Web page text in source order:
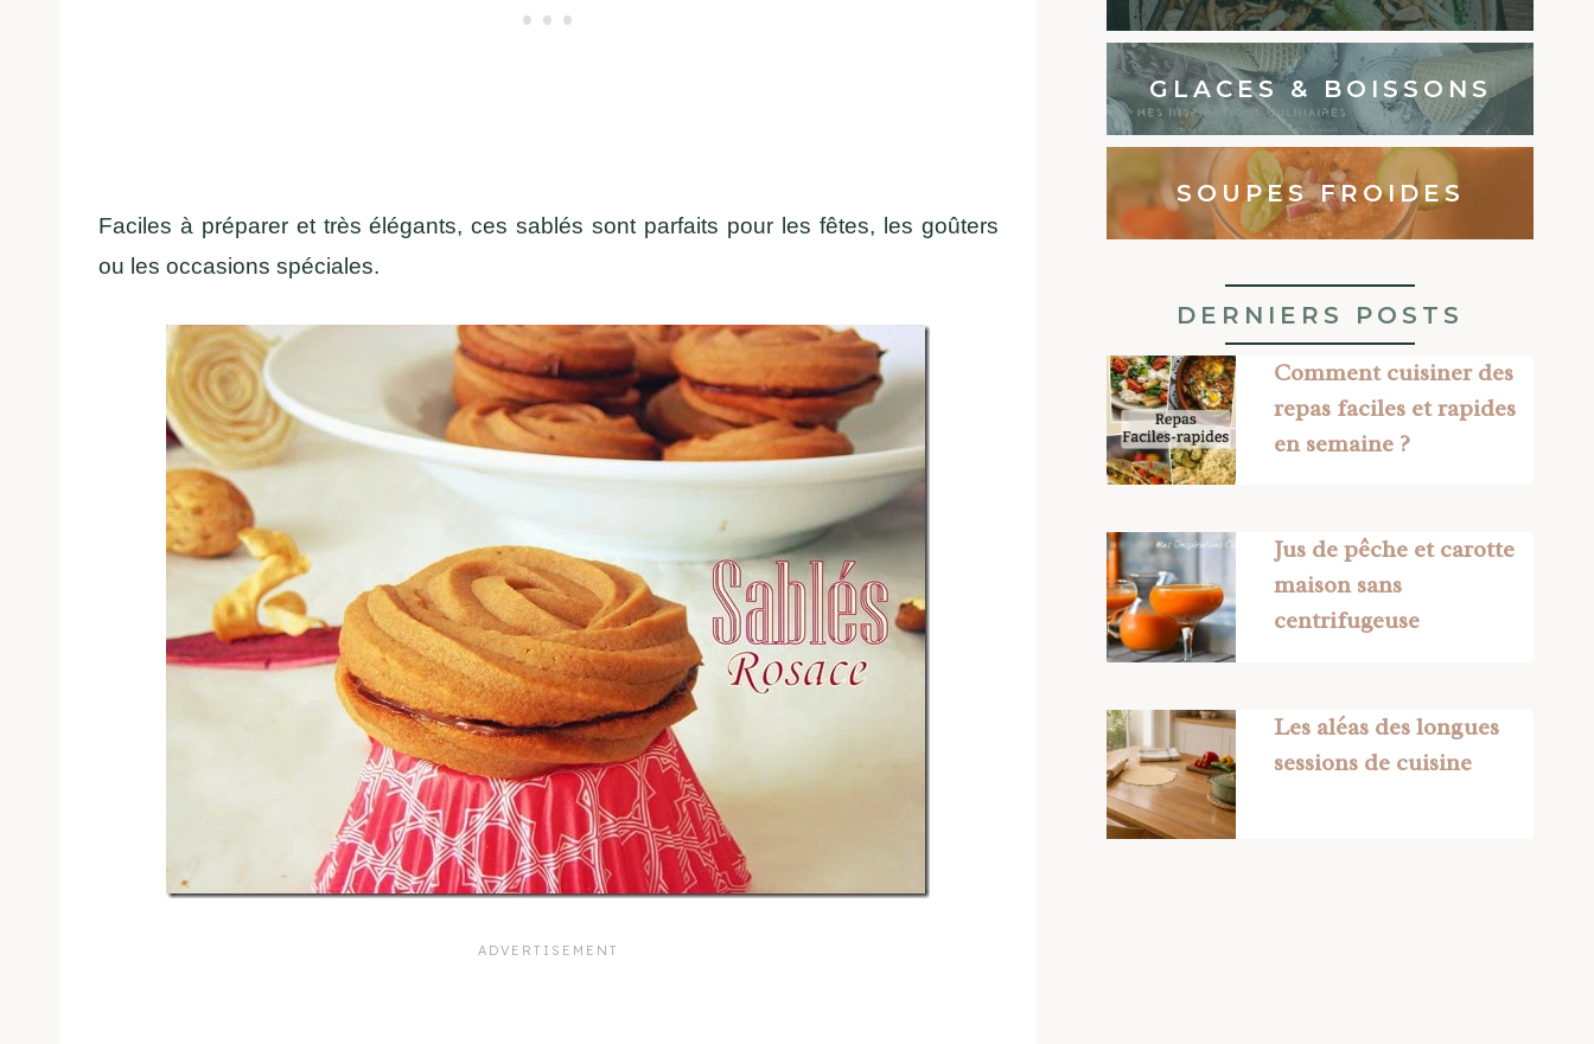
Faciles à préparer et très élégants, ces sablés sont parfaits pour les fêtes, les goûters
ou les occasions spéciales.
GLACES & BOISSONS
SOUPES FROIDES
DERNIERS POSTS
Comment cuisiner des
repas faciles et rapides
en semaine ?
Jus de pêche et carotte
maison sans
centrifugeuse
Les aléas des longues
sessions de cuisine